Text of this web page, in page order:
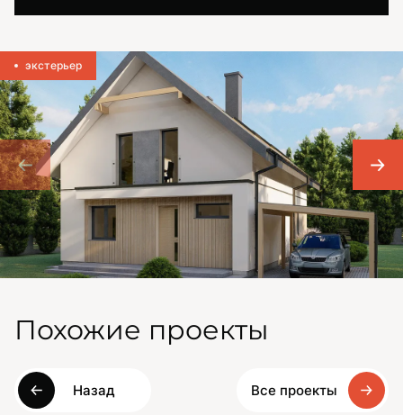
экстерьер
Похожие проекты
Назад Все проекты